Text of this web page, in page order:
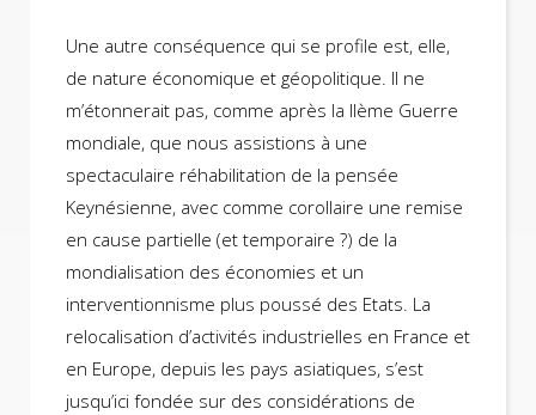
Une autre conséquence qui se profile est, elle,
de nature économique et géopolitique. Il ne
m’étonnerait pas, comme après la IIème Guerre
mondiale, que nous assistions à une
spectaculaire réhabilitation de la pensée
Keynésienne, avec comme corollaire une remise
en cause partielle (et temporaire ?) de la
mondialisation des économies et un
interventionnisme plus poussé des Etats. La
relocalisation d’activités industrielles en France et
en Europe, depuis les pays asiatiques, s’est
jusqu’ici fondée sur des considérations de